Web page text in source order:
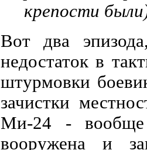
крепости
Вот два
недостаток в
штурмовки
зачистки
Ми-24 - вообще
вооружена и